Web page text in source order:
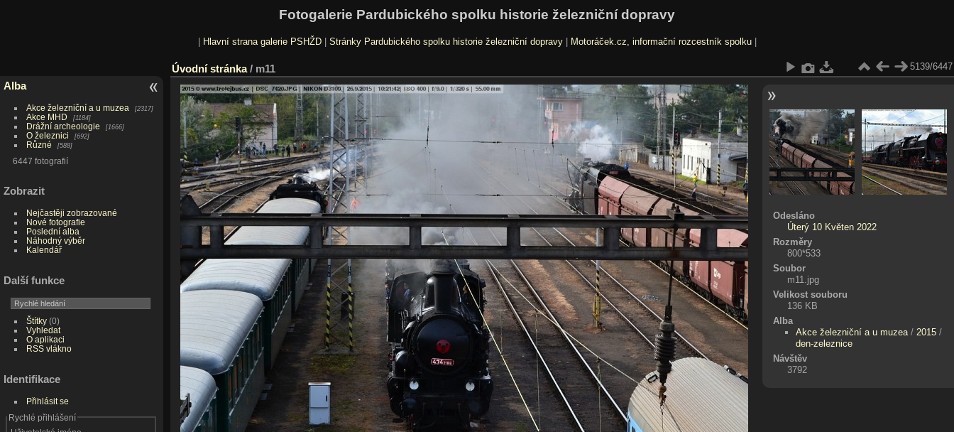
Fotogalerie Pardubického spolku historie železniční dopravy
Hlavní strana galerie PSHŽD| Stránky Pardubického spolku historie železniční dopravy| Motoráček.cz, informační rozcestník spolku|
Alba
Akce železniční a u muzea 2317
Akce MHD 1184
Drážní archeologie 1666
O železnici 692
Různé 588
6447 fotografií
Zobrazit
Nejčastěji zobrazované
Nové fotografie
Poslední alba
Náhodný výběr
Kalendář
Další funkce
Štítky(0)
Vyhledat
O aplikaci
RSS vlákno
Identifikace
Přihlásit se
Rychlé přihlášení
Úvodní stránka/ m11 5139/6447
Odesláno
Úterý 10 Květen 2022
Rozměry
800*533
Soubor
m11.jpg
Velikost souboru
136 KB
Alba
Akce železniční a u muzea / 2015 /
den-zeleznice
Návštěv
3792